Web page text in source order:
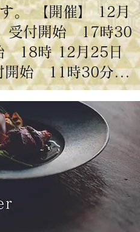
。 【開催】 12月
受付開始 17時30
時 12月25日
開始 11時30分...